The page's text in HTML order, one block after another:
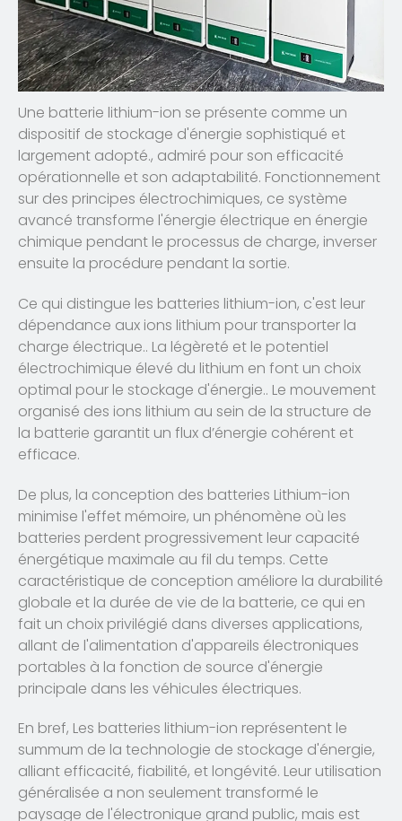
Une batterie lithium-ion se présente comme un
dispositif de stockage d'énergie sophistiqué et
largement adopté., admiré pour son efficacité
opérationnelle et son adaptabilité. Fonctionnement
sur des principes électrochimiques, ce système
avancé transforme l'énergie électrique en énergie
chimique pendant le processus de charge, inverser
ensuite la procédure pendant la sortie.
Ce qui distingue les batteries lithium-ion, c'est leur
dépendance aux ions lithium pour transporter la
charge électrique.. La légèreté et le potentiel
électrochimique élevé du lithium en font un choix
optimal pour le stockage d'énergie.. Le mouvement
organisé des ions lithium au sein de la structure de
la batterie garantit un flux d’énergie cohérent et
efficace.
De plus, la conception des batteries Lithium-ion
minimise l'effet mémoire, un phénomène où les
batteries perdent progressivement leur capacité
énergétique maximale au fil du temps. Cette
caractéristique de conception améliore la durabilité
globale et la durée de vie de la batterie, ce qui en
fait un choix privilégié dans diverses applications,
allant de l'alimentation d'appareils électroniques
portables à la fonction de source d'énergie
principale dans les véhicules électriques.
En bref, Les batteries lithium-ion représentent le
summum de la technologie de stockage d'énergie,
alliant efficacité, fiabilité, et longévité. Leur utilisation
généralisée a non seulement transformé le
paysage de l'électronique grand public, mais est